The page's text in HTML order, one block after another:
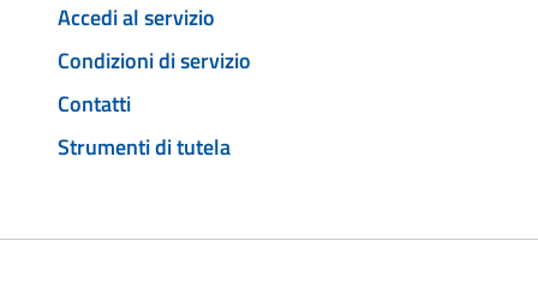
Accedi al servizio
Condizioni di servizio
Contatti
Strumenti di tutela